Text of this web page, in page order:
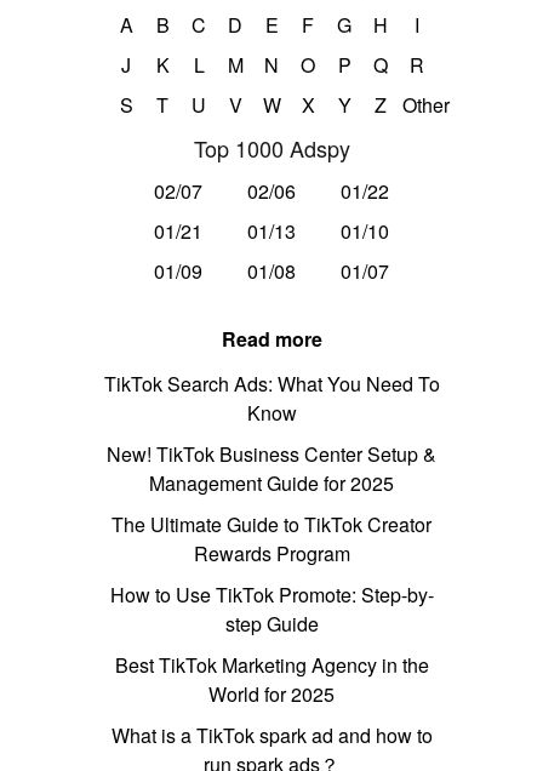
A B C D E F G H
I
J
K L M N O P Q
R
S
T U V W X Y Z Other
Top 1000 Adspy
02/07 02/06
01/22
01/21
01/13
01/10
01/09
01/08 01/07
Read more
TikTok Search Ads: What You Need To
Know
New! TikTok Business Center Setup &
Management Guide for 2025
The Ultimate Guide to TikTok Creator
Rewards Program
How to Use TikTok Promote: Step-by-
step Guide
Best TikTok Marketing Agency in the
World for 2025
What is a TikTok spark ad and how to
run spark ads？